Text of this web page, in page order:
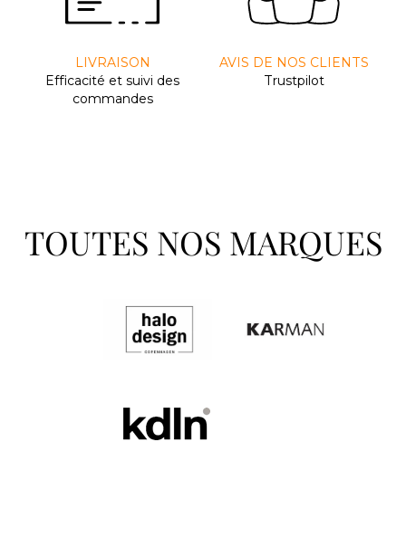
LIVRAISON
Efﬁcacité et suivi des
commandes
AVIS DE NOS CLIENTS
Trustpilot
TOUTES NOS MARQUES